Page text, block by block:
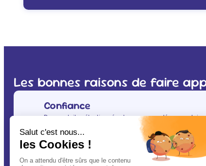
Les bonnes raisons de faire
Confiance
Des produits sélectionnés et recommandés par celui
(après vous évidemment ! ) : votre vétérinaire.
Simplicité